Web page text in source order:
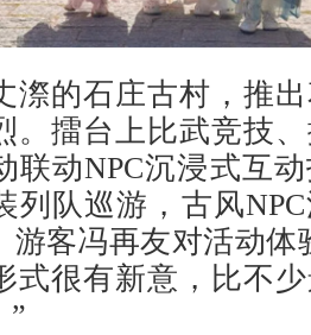
的石庄古村，推出
。擂台上比武竞技
联动NPC沉浸式互
列队巡游，古风
游客冯再友对活动体
式很有新意，比不
”